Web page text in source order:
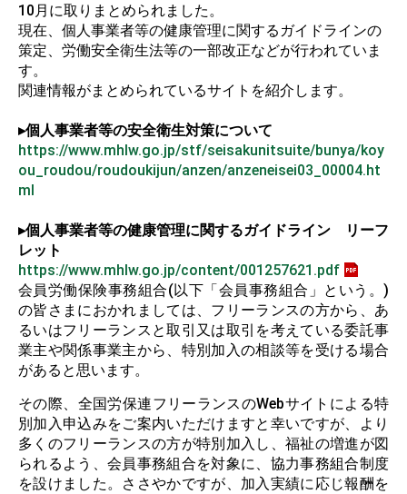
10月に取りまとめられました。
現在、個人事業者等の健康管理に関するガイドラインの
策定、労働安全衛生法等の一部改正などが行われていま
す。
関連情報がまとめられているサイトを紹介します。
▸個人事業者等の安全衛生対策について
https://www.mhlw.go.jp/stf/seisakunitsuite/bunya/koy
ou_roudou/roudoukijun/anzen/anzeneisei03_00004.ht
ml
▸個⼈事業者等の健康管理に関するガイドライン リーフ
レット
https://www.mhlw.go.jp/content/001257621.pdf
会員労働保険事務組合(以下「会員事務組合」という。)
の皆さまにおかれましては、フリーランスの方から、あ
るいはフリーランスと取引又は取引を考えている委託事
業主や関係事業主から、特別加入の相談等を受ける場合
があると思います。
その際、全国労保連フリーランスのWebサイトによる特
別加入申込みをご案内いただけますと幸いですが、より
多くのフリーランスの方が特別加入し、福祉の増進が図
られるよう、会員事務組合を対象に、協力事務組合制度
を設けました。ささやかですが、加入実績に応じ報酬を